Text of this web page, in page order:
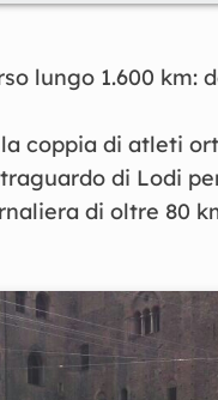
lungo 1.600 km:
coppia di atleti
di Lodi
di oltre 80